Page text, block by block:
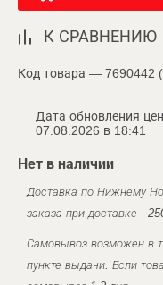
К СРАВНЕНИЮ
Код товара — 7690442
Дата обновления
07.08.2026 в 18:41
Нет в наличии
Доставка по Нижнему
заказа при доставке -
Самовывоз возможен в
пункте выдачи. Если